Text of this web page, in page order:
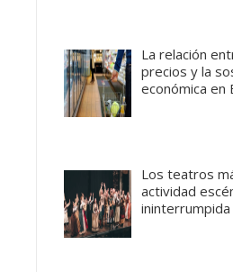
La relación
precios y la
económica en
Los teatros
actividad
ininterrumpida